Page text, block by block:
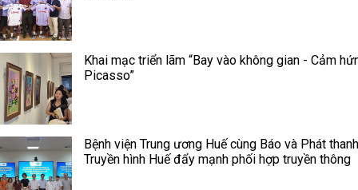
Khai mạc triển lãm “Bay vào không gian - Cảm
Picasso”
Bệnh viện Trung ương Huế cùng Báo và Phát
Truyền hình Huế đẩy mạnh phối hợp truyền thông